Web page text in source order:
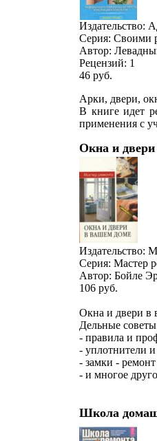
Издательство:
Серия: Своими
Автор:
Рецензий: 1
46 руб.
Арки, двери,
В книге идет
применения с
Окна и
Издательство:
Серия: Мастер
Автор: Бойле
106 руб.
Окна и двери в
Дельные
- правила и
- уплотнители и
- замки -
- и многое
Школа